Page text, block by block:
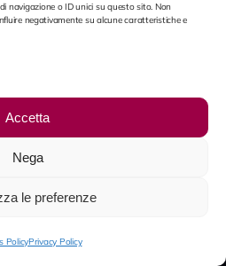
navigazione o ID unici su questo sito. Non
negativamente su alcune caratteristiche e
Accetta
Nega
le preferenze
PolicyPrivacy Policy
scritta. Tutti i diritti
immagini esposti in questo